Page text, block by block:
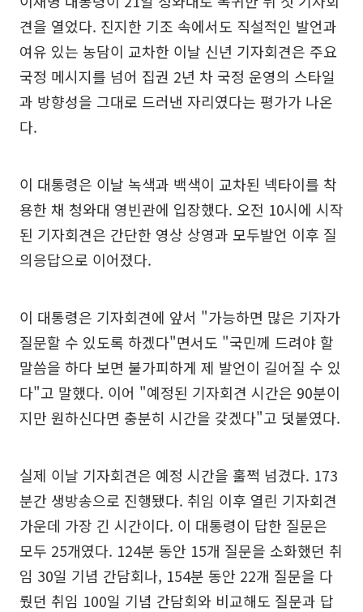
견을 열었다. 진지한 기조 속에서도 직설적인 발언과
여유 있는 농담이 교차한 이날 신년 기자회견은 주요
국정 메시지를 넘어 집권 2년 차 국정 운영의 스타일
과 방향성을 그대로 드러낸 자리였다는 평가가 나온
다.
이 대통령은 이날 녹색과 백색이 교차된 넥타이를 착
용한 채 청와대 영빈관에 입장했다. 오전 10시에 시작
된 기자회견은 간단한 영상 상영과 모두발언 이후 질
의응답으로 이어졌다.
이 대통령은 기자회견에 앞서 "가능하면 많은 기자가
질문할 수 있도록 하겠다"면서도 "국민께 드려야 할
말씀을 하다 보면 불가피하게 제 발언이 길어질 수 있
다"고 말했다. 이어 "예정된 기자회견 시간은 90분이
지만 원하신다면 충분히 시간을 갖겠다"고 덧붙였다.
실제 이날 기자회견은 예정 시간을 훌쩍 넘겼다. 173
분간 생방송으로 진행됐다. 취임 이후 열린 기자회견
가운데 가장 긴 시간이다. 이 대통령이 답한 질문은
모두 25개였다. 124분 동안 15개 질문을 소화했던 취
임 30일 기념 간담회나, 154분 동안 22개 질문을 다
뤘던 취임 100일 기념 간담회와 비교해도 질문과 답